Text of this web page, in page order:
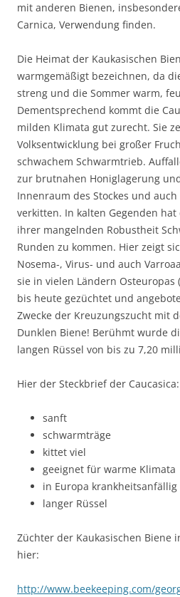
mit anderen Bienen,
Carnica, Verwendung finden.
Die Heimat der Kaukasischen
warmgemäßigt bezeichnen, da
streng und die Sommer warm,
Dementsprechend kommt die
milden Klimata gut zurecht. Sie
Volksentwicklung bei großer
schwachem Schwarmtrieb.
zur brutnahen Honiglagerung
Innenraum des Stockes und
verkitten. In kalten Gegenden
ihrer mangelnden Robustheit
Runden zu kommen. Hier zeigt
Nosema-, Virus- und auch
sie in vielen Ländern Osteuropas
bis heute gezüchtet und
Zwecke der Kreuzungszucht mit
Dunklen Biene! Berühmt wurde
langen Rüssel von bis zu 7,20
Hier der Steckbrief der Caucasica:
sanft
schwarmträge
kittet viel
geeignet für warme Klimata
in Europa krankheitsanfällig
langer Rüssel
Züchter der Kaukasischen Biene
hier:
http://www.beekeeping.com/